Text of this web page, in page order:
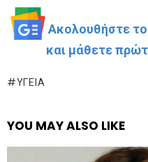
Ακολουθήστε
και μάθετε
ΥΓΕΊΑ
YOU MAY ALSO LIKE